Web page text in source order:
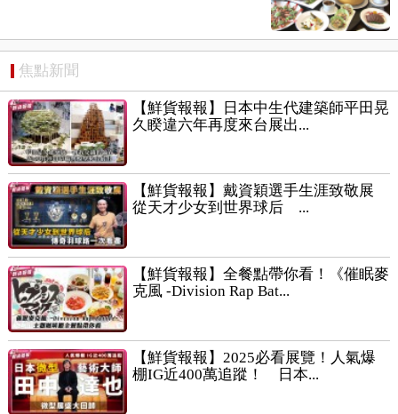
焦點新聞
【鮮貨報報】日本中生代建築師平田晃
久睽違六年再度來台展出...
【鮮貨報報】戴資穎選手生涯致敬展
從天才少女到世界球后 ...
【鮮貨報報】全餐點帶你看！《催眠麥
克風 -Division Rap Bat...
【鮮貨報報】2025必看展覽！人氣爆
棚IG近400萬追蹤！ 日本...